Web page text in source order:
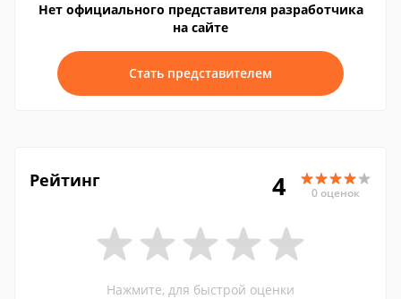
Нет официального представителя разработчика
на сайте
Стать представителем
Рейтинг 4 0 оценок
Нажмите, для быстрой оценки